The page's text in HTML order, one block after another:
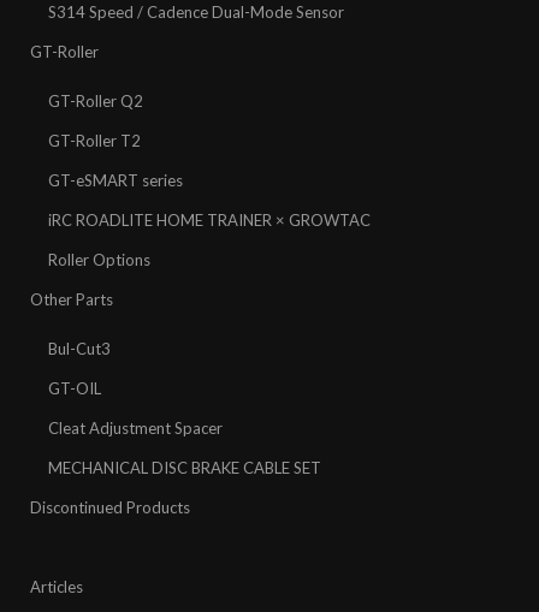
S314 Speed / Cadence Dual-Mode Sensor
GT-Roller
GT-Roller Q2
GT-Roller T2
GT-eSMART series
iRC ROADLITE HOME TRAINER × GROWTAC
Roller Options
Other Parts
Bul-Cut3
GT-OIL
Cleat Adjustment Spacer
MECHANICAL DISC BRAKE CABLE SET
Discontinued Products
Articles